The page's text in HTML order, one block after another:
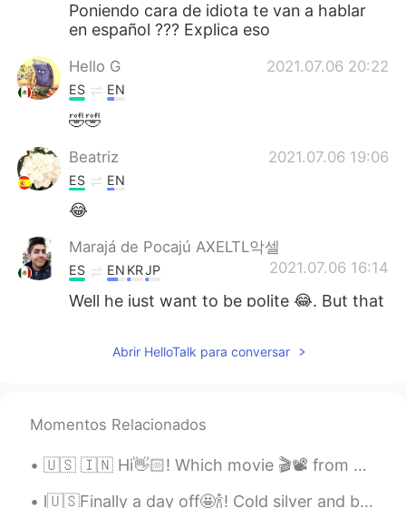
Poniendo cara de idiota te van a hablar
en español ??? Explica eso
Hello G 2021.07.06 20:22
ES EN
🤣🤣
Beatriz 2021.07.06 19:06
ES EN
😂
Marajá de Pocajú AXELTL악셀
2021.07.06 16:14
ES EN KRJP
Well he just want to be polite 😂. But that
your language. Just remember he is being
😂
Yurani 2021.07.06 01:50
Abrir HelloTalk para conversar
Momentos Relacionados
🇺🇸 🇮🇳 Hi👋🏻! Which movie 🎬📽 from your country would you recommend ? 🇰🇷 안녕하세요👋🏻! 어떤 한국 영화를 🎬📽 추천합니...
l🇺🇸Finally a day off🤩🍾! Cold silver and blue sea The music of stones rolling under the crashing ...